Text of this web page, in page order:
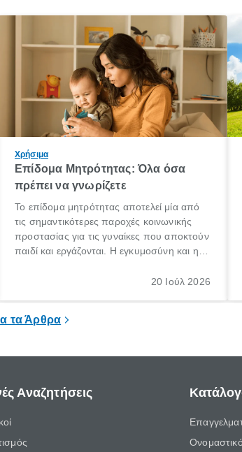
Χρήσιμα
Επίδομα Μητρότητας: Όλα όσα
πρέπει να γνωρίζετε
Το επίδομα μητρότητας αποτελεί μία από
τις σημαντικότερες παροχές κοινωνικής
προστασίας για τις γυναίκες που αποκτούν
παιδί και εργάζονται. Η εγκυμοσύνη και η
σημαντική περίοδος στη ζωή κάθε20 Ιούλ 2026
τα Άρθρα
Αναζητήσεις